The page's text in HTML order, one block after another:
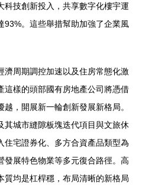
科技創新投入，共享數字化樓宇運
93%。這些舉措幫助加強了企業風
濟周期調控加速以及住房常態化激
這樣的頭部國有房地產公司將憑借
，開展新一輪創新發展新格局。
其城市縫隙板塊迭代項目與文旅休
住宅證券化、多方合資產品類型為
發展特色物業等多元復合路徑。高
質均是杠桿穩，布局清晰的新格局